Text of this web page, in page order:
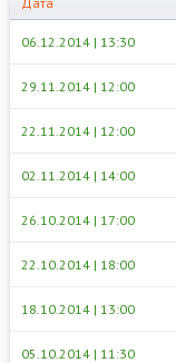
06.12.2014 | 13:30
29.11.2014 | 12:00
22.11.2014 | 12:00
02.11.2014 | 14:00
26.10.2014 | 17:00
22.10.2014 | 18:00
18.10.2014 | 13:00
05.10.2014 | 11:30